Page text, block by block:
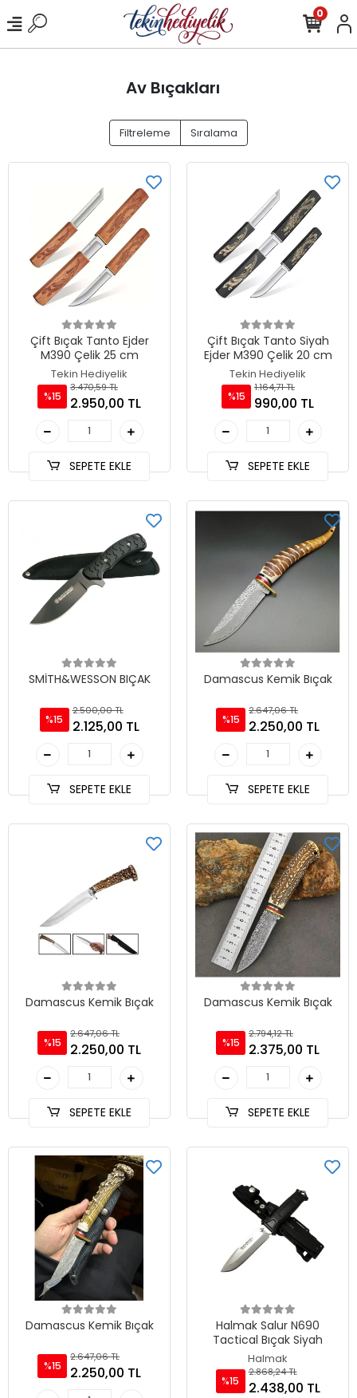
0
Av Bıçakları
Filtreleme Sıralama
Çift Bıçak Tanto Ejder
M390 Çelik 25 cm
Tekin Hediyelik
%15
3.470,59 TL
2.950,00 TL
SEPETE EKLE
Çift Bıçak Tanto Siyah
Ejder M390 Çelik 20 cm
Tekin Hediyelik
%15
1.164,71 TL
990,00 TL
SEPETE EKLE
SMİTH&WESSON BIÇAK
%15
2.500,00 TL
2.125,00 TL
SEPETE EKLE
Damascus Kemik Bıçak
%15
2.647,06 TL
2.250,00 TL
SEPETE EKLE
Damascus Kemik Bıçak
%15
2.647,06 TL
2.250,00 TL
SEPETE EKLE
Damascus Kemik Bıçak
%15
2.794,12 TL
2.375,00 TL
SEPETE EKLE
Damascus Kemik Bıçak
%15
2.647,06 TL
2.250,00 TL
Halmak Salur N690
Tactical Bıçak Siyah
Halmak
%15
2.868,24 TL
2.438,00 TL